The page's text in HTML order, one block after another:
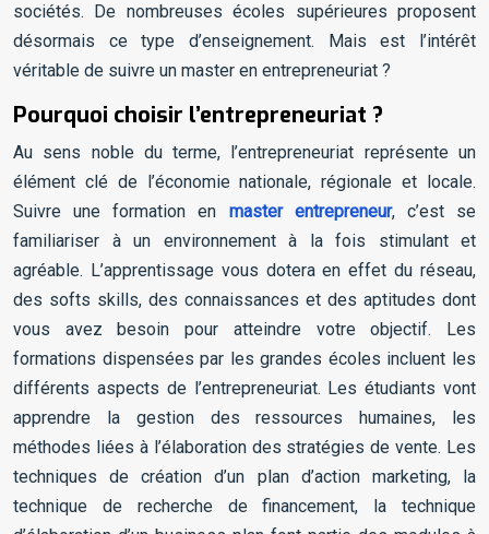
sociétés. De nombreuses écoles supérieures proposent
désormais ce type d’enseignement. Mais est l’intérêt
véritable de suivre un master en entrepreneuriat ?
Pourquoi choisir l’entrepreneuriat ?
Au sens noble du terme, l’entrepreneuriat représente un
élément clé de l’économie nationale, régionale et locale.
Suivre une formation en master entrepreneur, c’est se
familiariser à un environnement à la fois stimulant et
agréable. L’apprentissage vous dotera en effet du réseau,
des softs skills, des connaissances et des aptitudes dont
vous avez besoin pour atteindre votre objectif. Les
formations dispensées par les grandes écoles incluent les
différents aspects de l’entrepreneuriat. Les étudiants vont
apprendre la gestion des ressources humaines, les
méthodes liées à l’élaboration des stratégies de vente. Les
techniques de création d’un plan d’action marketing, la
technique de recherche de financement, la technique